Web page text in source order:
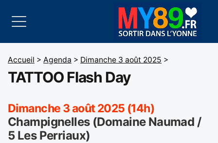
Accueil > Agenda > Dimanche 3 août 2025 >
TATTOO Flash Day
Dimanche 3 août 2025 (14h)
Champignelles (Domaine Naumad /
5 Les Perriaux)